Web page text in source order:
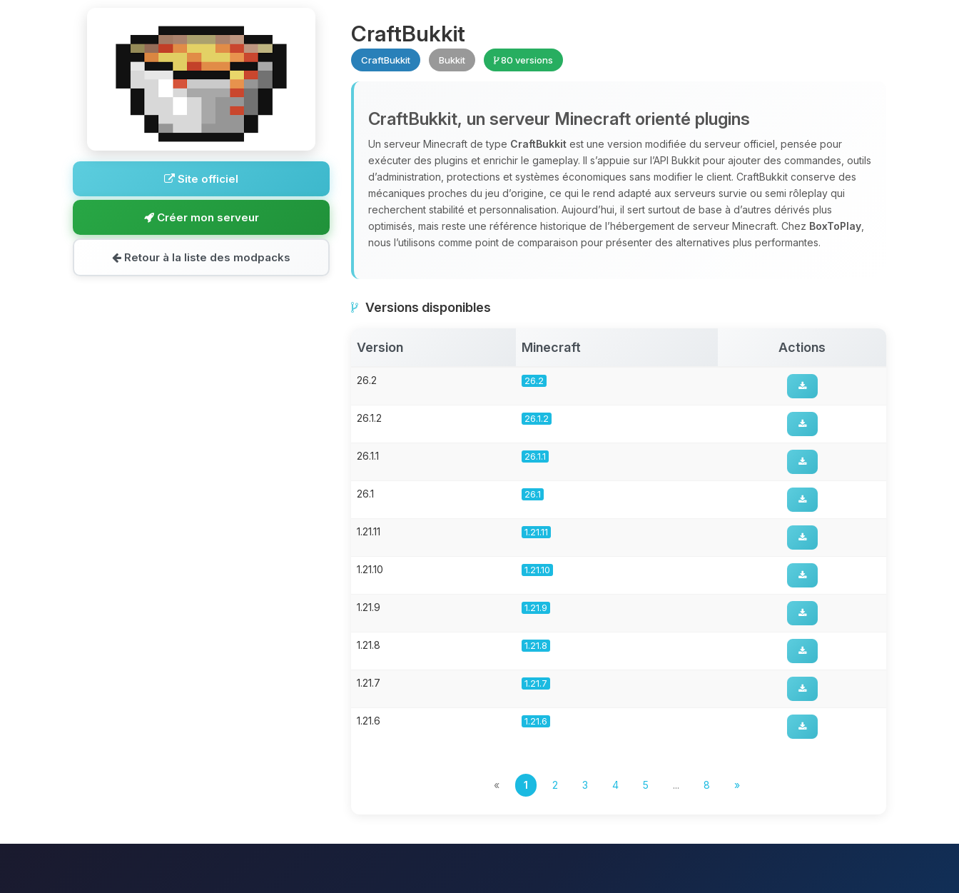
Site officiel
Créer mon serveur
Retour à la liste des modpacks
CraftBukkit
CraftBukkit Bukkit 80 versions
CraftBukkit, un serveur Minecraft orienté plugins
Un serveur Minecraft de type CraftBukkit est une version modifiée du serveur officiel, pensée pour
exécuter des plugins et enrichir le gameplay. Il s’appuie sur l’API Bukkit pour ajouter des commandes, outils
d’administration, protections et systèmes économiques sans modifier le client. CraftBukkit conserve des
mécaniques proches du jeu d’origine, ce qui le rend adapté aux serveurs survie ou semi rôleplay qui
recherchent stabilité et personnalisation. Aujourd’hui, il sert surtout de base à d’autres dérivés plus
optimisés, mais reste une référence historique de l’hébergement de serveur Minecraft. Chez BoxToPlay
nous l’utilisons comme point de comparaison pour présenter des alternatives plus performantes.
Versions disponibles
Version Minecraft Actions
26.2 26.2
26.1.2 26.1.2
26.1.1 26.1.1
26.1 26.1
1.21.11 1.21.11
1.21.10 1.21.10
1.21.9 1.21.9
1.21.8 1.21.8
1.21.7 1.21.7
1.21.6 1.21.6
« 1 2 3 4 5 ... 8 »